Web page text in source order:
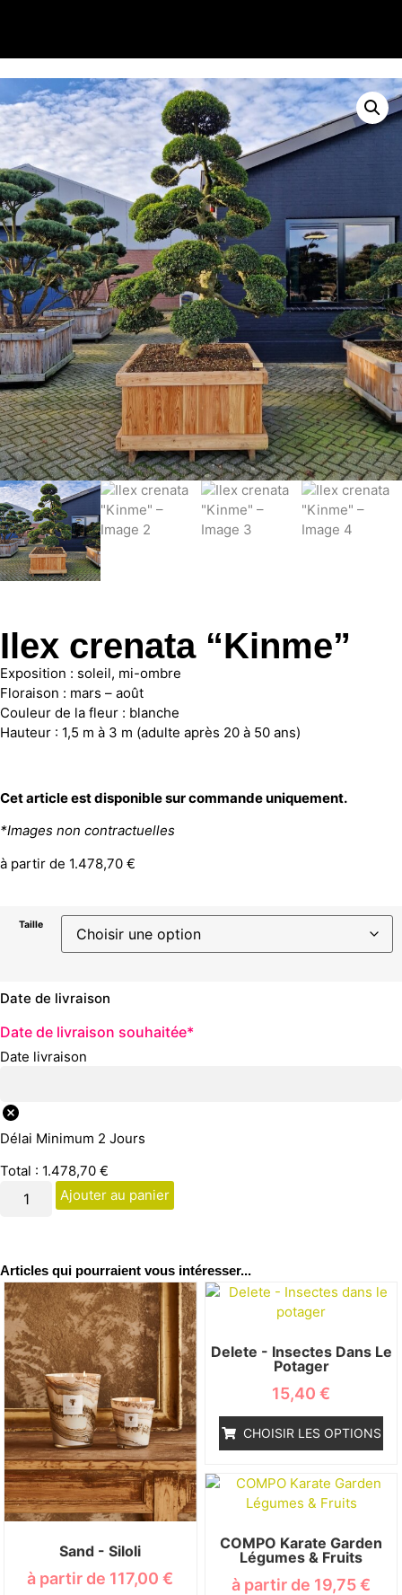
Ilex crenata “Kinme”
Exposition : soleil, mi-ombre
Floraison : mars – août
Couleur de la fleur : blanche
Hauteur : 1,5 m à 3 m (adulte après 20 à 50 ans)
Cet article est disponible sur commande uniquement.
*Images non contractuelles
à partir de 1.478,70 €
Taille
Date de livraison
Date de livraison souhaitée*
Date livraison
Délai Minimum 2 Jours
Total : 1.478,70 €
Ajouter au panier
Articles qui pourraient vous intéresser...
Sand - Siloli
à partir de 117,00€
Delete - Insectes Dans Le
Potager
15,40€
CHOISIR LES OPTIONS
COMPO Karate Garden
Légumes & Fruits
à partir de 19,75€